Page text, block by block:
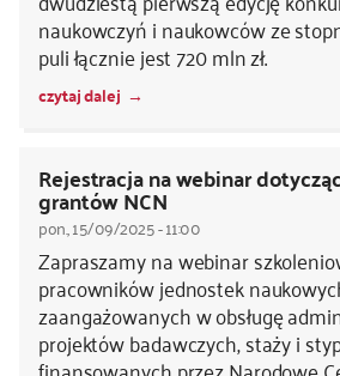
naukowczyń i naukowców ze
puli łącznie jest 720 mln zł.
czytaj dalej
Rejestracja na webinar
grantów NCN
pon., 15/09/2025 - 11:00
Zapraszamy na webinar
pracowników jednostek
zaangażowanych w obsługę
projektów badawczych, staży i